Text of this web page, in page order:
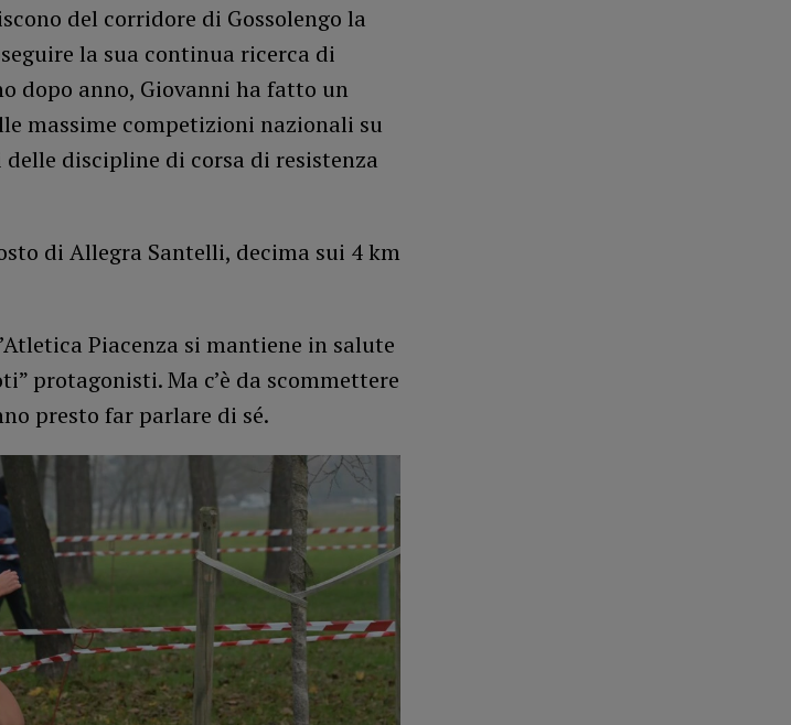
del corridore di Gossolengo la
la sua continua ricerca di
dopo anno, Giovanni ha fatto un
massime competizioni nazionali su
discipline di corsa di resistenza
di Allegra Santelli, decima sui 4 km
Piacenza si mantiene in salute
protagonisti. Ma c’è da scommettere
presto far parlare di sé.